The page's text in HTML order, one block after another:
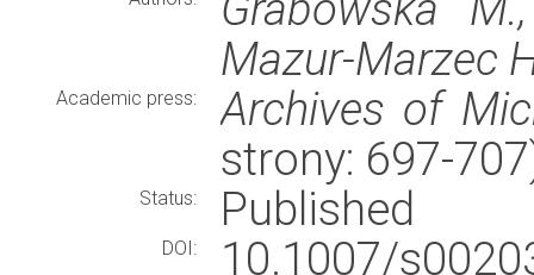
Mazur-Marzec
Academic press:
Archives of
strony: 697-
Status: Published
DOI: 10.1007/